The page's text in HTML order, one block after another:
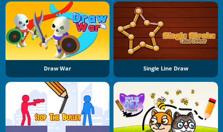
Draw War Single Line Draw